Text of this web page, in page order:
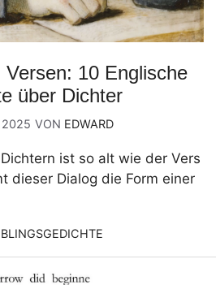
Versen: 10 Englische
über Dichter
VON EDWARD
ist so alt wie der Vers
dieser Dialog die Form einer